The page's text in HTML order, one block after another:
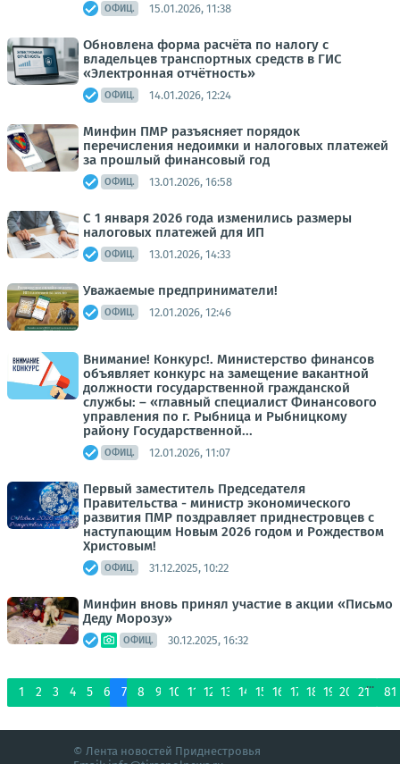
ОФИЦ. 15.01.2026, 11:38
Обновлена форма расчёта по налогу с
владельцев транспортных средств в ГИС
«Электронная отчётность»
ОФИЦ. 14.01.2026, 12:24
Минфин ПМР разъясняет порядок
перечисления недоимки и налоговых платежей
за прошлый финансовый год
ОФИЦ. 13.01.2026, 16:58
С 1 января 2026 года изменились размеры
налоговых платежей для ИП
ОФИЦ. 13.01.2026, 14:33
Уважаемые предприниматели!
ОФИЦ. 12.01.2026, 12:46
Внимание! Конкурс!. Министерство финансов
объявляет конкурс на замещение вакантной
должности государственной гражданской
службы: – «главный специалист Финансового
управления по г. Рыбница и Рыбницкому
району Государственной...
ОФИЦ. 12.01.2026, 11:07
Первый заместитель Председателя
Правительства - министр экономического
развития ПМР поздравляет приднестровцев с
наступающим Новым 2026 годом и Рождеством
Христовым!
ОФИЦ. 31.12.2025, 10:22
Минфин вновь принял участие в акции «Письмо
Деду Морозу»
ОФИЦ. 30.12.2025, 16:32
1 2 3 4 5 6 7 8 9 10 11 12 13 14 15 16 17 18 19 20 21
...
81
© Лента новостей Приднестровья